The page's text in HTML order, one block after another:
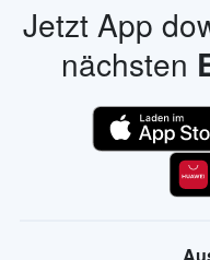
Jetzt App
nächsten